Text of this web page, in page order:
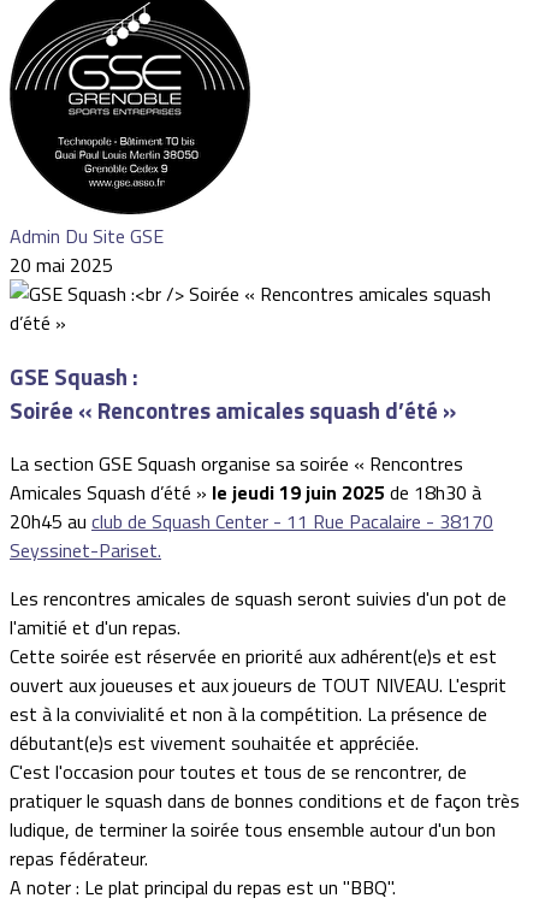
Admin Du Site GSE
20 mai 2025
GSE Squash :
Soirée « Rencontres amicales squash d’été »
La section GSE Squash organise sa soirée « Rencontres
Amicales Squash d’été » le jeudi 19 juin 2025 de 18h30 à
20h45 au club de Squash Center - 11 Rue Pacalaire - 38170
Seyssinet-Pariset.
Les rencontres amicales de squash seront suivies d'un pot de
l'amitié et d'un repas.
Cette soirée est réservée en priorité aux adhérent(e)s et est
ouvert aux joueuses et aux joueurs de TOUT NIVEAU. L'esprit
est à la convivialité et non à la compétition. La présence de
débutant(e)s est vivement souhaitée et appréciée.
C'est l'occasion pour toutes et tous de se rencontrer, de
pratiquer le squash dans de bonnes conditions et de façon très
ludique, de terminer la soirée tous ensemble autour d'un bon
repas fédérateur.
A noter : Le plat principal du repas est un "BBQ".